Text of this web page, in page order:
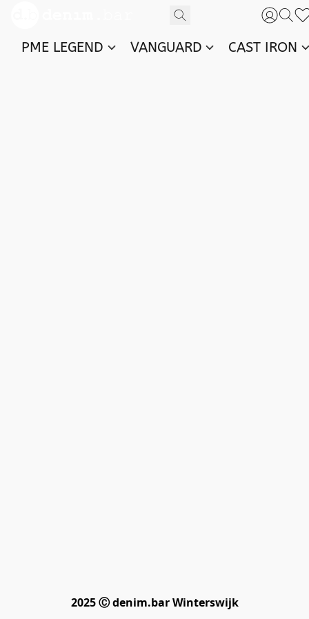
PME LEGEND VANGUARD CAST IRON
2025 Ⓒ denim.bar Winterswijk